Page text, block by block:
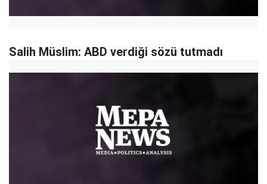
Salih Müslim: ABD verdiği sözü tutmadı